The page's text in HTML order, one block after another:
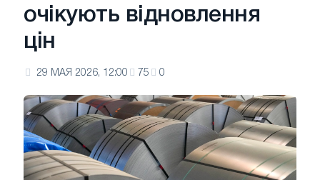
очікують відновлення
цін
29 МАЯ 2026, 12:00 75 0